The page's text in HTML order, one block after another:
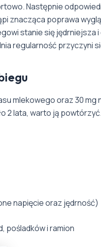
Następnie
znacząca poprawa
stanie się
regularność przyczyni
mlekowego oraz 30
2 lata, warto ją
napięcie oraz jędrność)
pośladków i ramion